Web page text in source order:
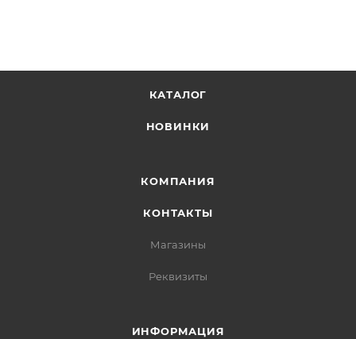
КАТАЛОГ
НОВИНКИ
КОМПАНИЯ
КОНТАКТЫ
Магазины
Реквизиты
ИНФОРМАЦИЯ